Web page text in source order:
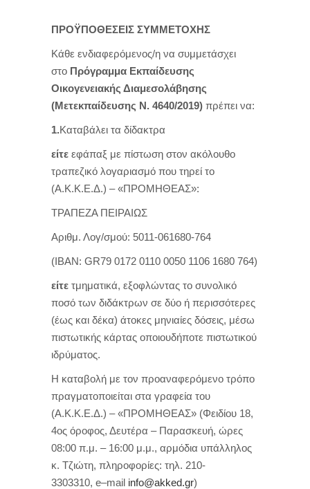
ΠΡΟΫΠΟΘΕΣΕΙΣ ΣΥΜΜΕΤΟΧΗΣ
Κάθε ενδιαφερόμενος/η να συμμετάσχει
στο Πρόγραμμα Εκπαίδευσης
Οικογενειακής Διαμεσολάβησης
(Μετεκπαίδευσης Ν. 4640/2019) πρέπει να:
1.Καταβάλει τα δίδακτρα
είτε εφάπαξ με πίστωση στον ακόλουθο
τραπεζικό λογαριασμό που τηρεί το
(Α.Κ.Κ.Ε.Δ.) – «ΠΡΟΜΗΘΕΑΣ»:
ΤΡΑΠΕΖΑ ΠΕΙΡΑΙΩΣ
Αριθμ. Λογ/σμού: 5011-061680-764
(ΙΒΑΝ: GR79 0172 0110 0050 1106 1680 764)
είτε τμηματικά, εξοφλώντας το συνολικό
ποσό των διδάκτρων σε δύο ή περισσότερες
(έως και δέκα) άτοκες μηνιαίες δόσεις, μέσω
πιστωτικής κάρτας οποιουδήποτε πιστωτικού
ιδρύματος.
Η καταβολή με τον προαναφερόμενο τρόπο
πραγματοποιείται στα γραφεία του
(Α.Κ.Κ.Ε.Δ.) – «ΠΡΟΜΗΘΕΑΣ» (Φειδίου 18,
4ος όροφος, Δευτέρα – Παρασκευή, ώρες
08:00 π.μ. – 16:00 μ.μ., αρμόδια υπάλληλος
κ. Τζιώτη, πληροφορίες: τηλ. 210-
3303310, e–mail info@akked.gr)